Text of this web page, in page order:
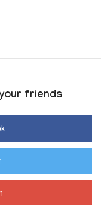
friends